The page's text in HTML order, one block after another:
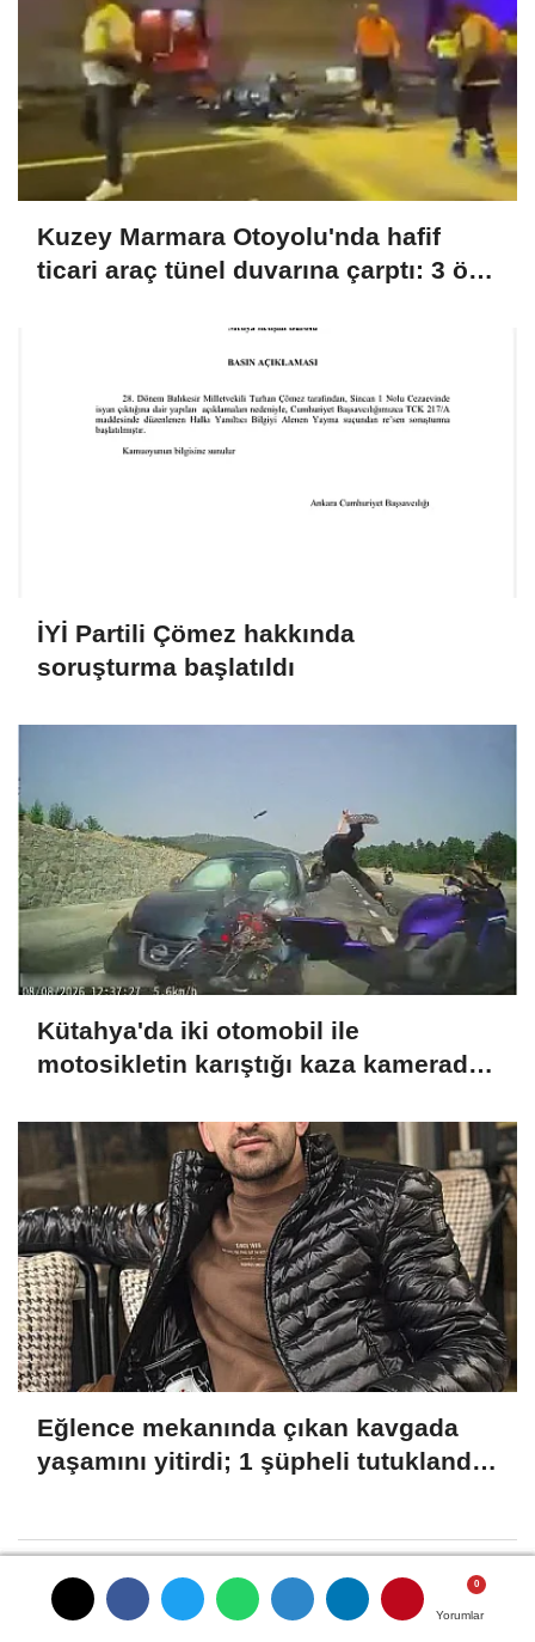
Yorumlar
Yorumlar
Yorumlar
Yorumlar
Kuzey Marmara Otoyolu'nda hafif
ticari araç tünel duvarına çarptı: 3 ölü,
İYİ Partili Çömez hakkında
soruşturma başlatıldı
Kütahya'da iki otomobil ile
motosikletin karıştığı kaza kamerada:
Eğlence mekanında çıkan kavgada
yaşamını yitirdi; 1 şüpheli tutuklandı
HABERLER
Yorumlar